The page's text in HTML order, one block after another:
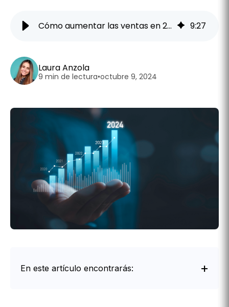
Cómo aumentar las ventas en 2026: 13 estrategias efectivas 9:27
Laura Anzola
9 min de lectura•octubre 9, 2024
En este artículo encontrarás: